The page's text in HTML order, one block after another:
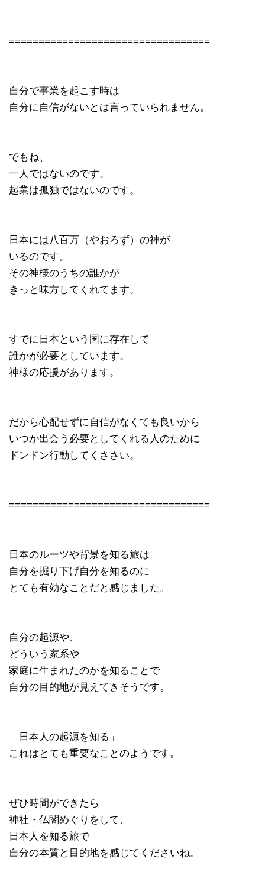
==================================
自分で事業を起こす時は
自分に自信がないとは言っていられません。
でもね、
一人ではないのです。
起業は孤独ではないのです。
日本には八百万（やおろず）の神が
いるのです。
その神様のうちの誰かが
きっと味方してくれてます。
すでに日本という国に存在して
誰かが必要としています。
神様の応援があります。
だから心配せずに自信がなくても良いから
いつか出会う必要としてくれる人のために
ドンドン行動してくささい。
==================================
日本のルーツや背景を知る旅は
自分を掘り下げ自分を知るのに
とても有効なことだと感じました。
自分の起源や、
どういう家系や
家庭に生まれたのかを知ることで
自分の目的地が見えてきそうです。
「日本人の起源を知る」
これはとても重要なことのようです。
ぜひ時間ができたら
神社・仏閣めぐりをして、
日本人を知る旅で
自分の本質と目的地を感じてくださいね。